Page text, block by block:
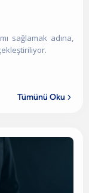
sağlamak adına,
Tümünü Oku 